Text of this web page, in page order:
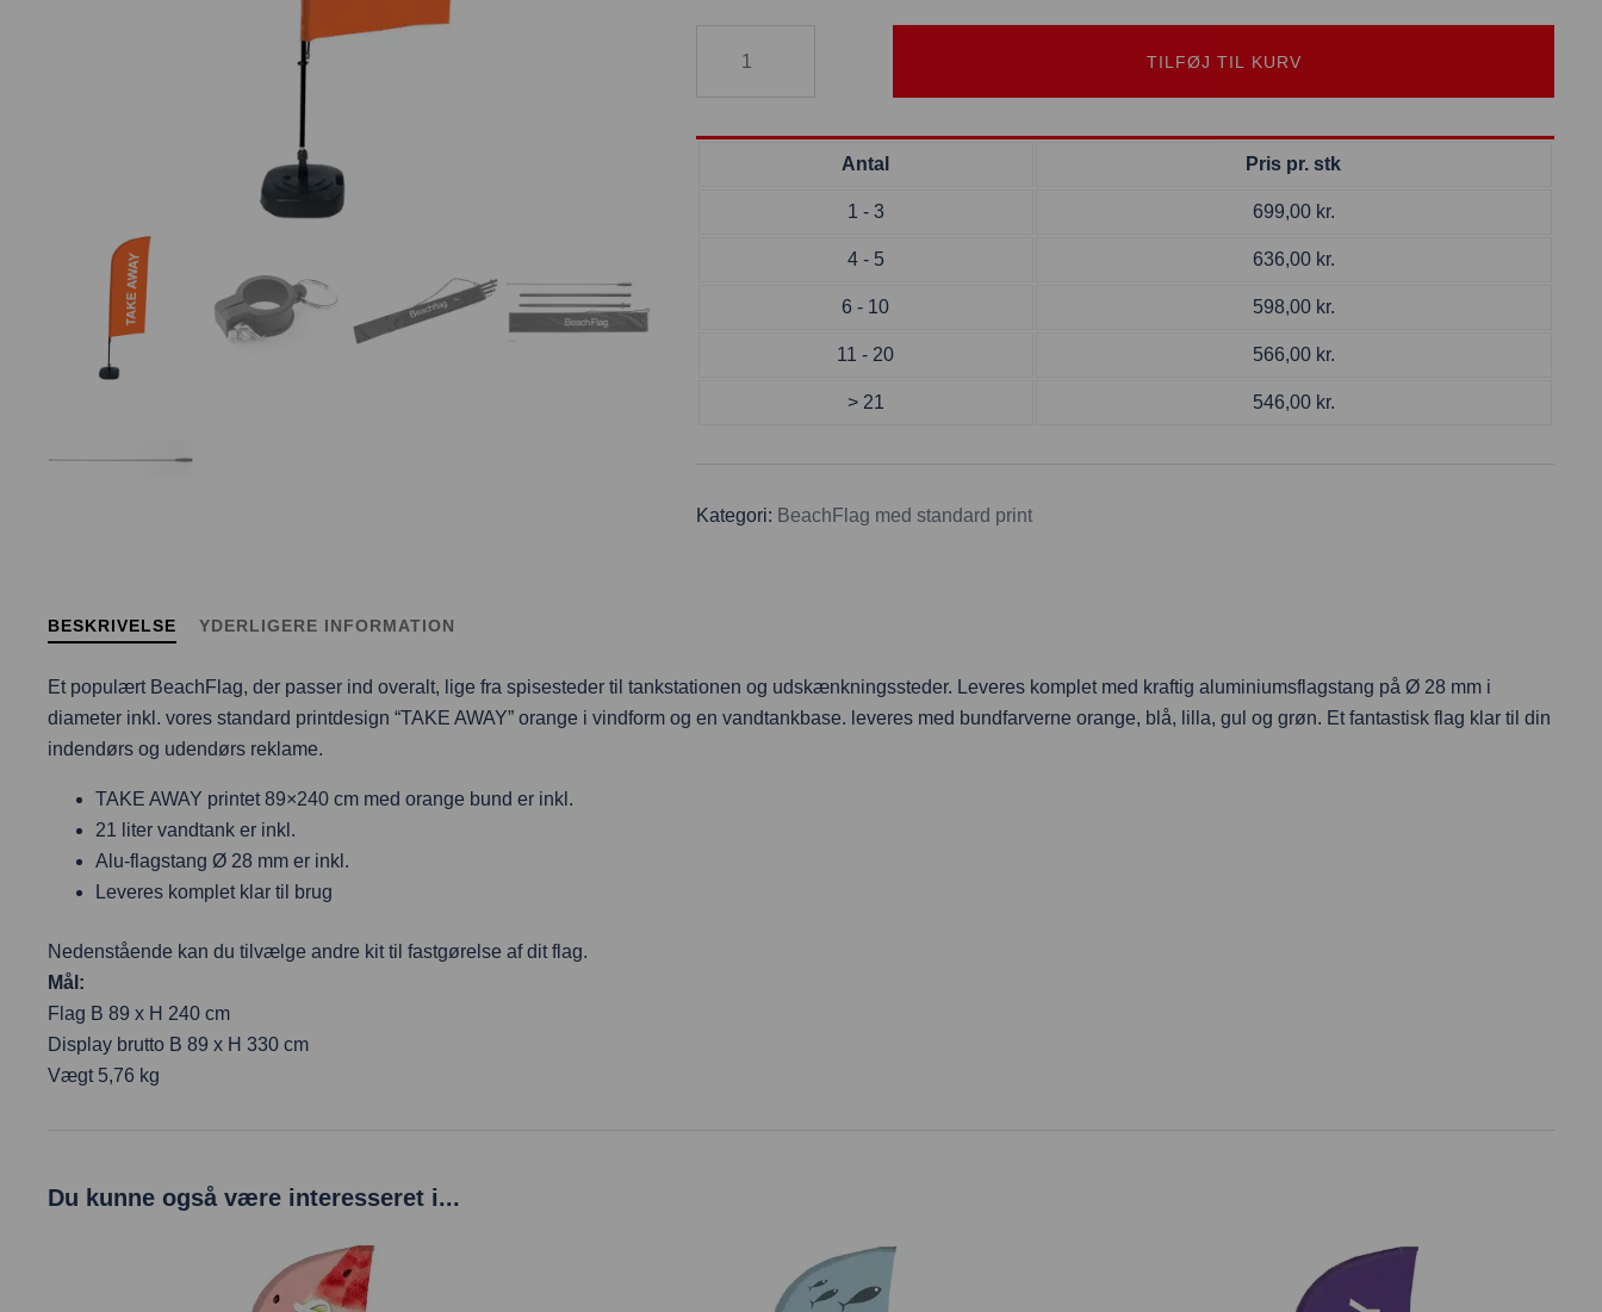
TILFØJ TIL KURV
Antal Pris pr. stk
1 - 3 699,00 kr.
4 - 5 636,00 kr.
6 - 10 598,00 kr.
11 - 20 566,00 kr.
> 21 546,00 kr.
Kategori: BeachFlag med standard print
BESKRIVELSE YDERLIGERE INFORMATION
Et populært BeachFlag, der passer ind overalt, lige fra spisesteder til tankstationen og udskænkningssteder. Leveres komplet med kraftig aluminiumsflagstang på Ø 28 mm i
diameter inkl. vores standard printdesign “TAKE AWAY” orange i vindform og en vandtankbase. leveres med bundfarverne orange, blå, lilla, gul og grøn. Et fantastisk flag klar til din
indendørs og udendørs reklame.
TAKE AWAY printet 89×240 cm med orange bund er inkl.
21 liter vandtank er inkl.
Alu-flagstang Ø 28 mm er inkl.
Leveres komplet klar til brug
Nedenstående kan du tilvælge andre kit til fastgørelse af dit flag.
Mål:
Flag B 89 x H 240 cm
Display brutto B 89 x H 330 cm
Vægt 5,76 kg
Du kunne også være interesseret i...